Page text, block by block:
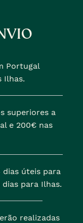
Portugal
Ilhas.
superiores a
e 200€ nas
dias úteis para
para Ilhas.
realizadas